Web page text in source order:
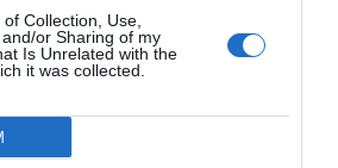
Collection, Use,
or Sharing of my
Is Unrelated with the
it was collected.
asegurándose disponer de
crecimiento y diversificando